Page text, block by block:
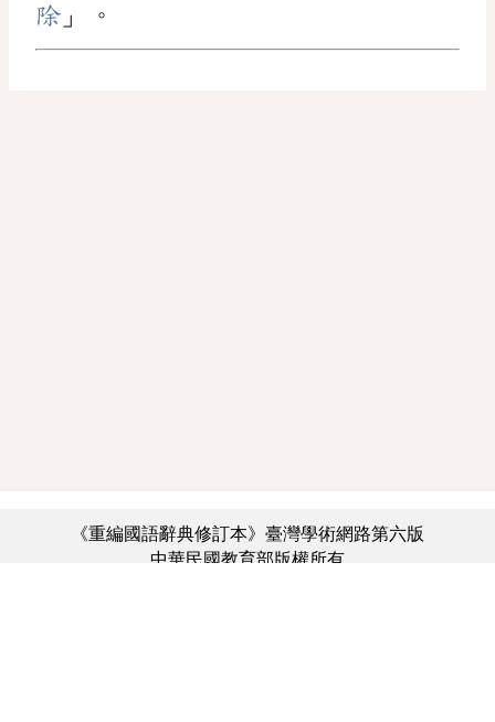
除 」。
《重編國語辭典修訂本》臺灣學術網路第六版
中華民國教育部版權所有